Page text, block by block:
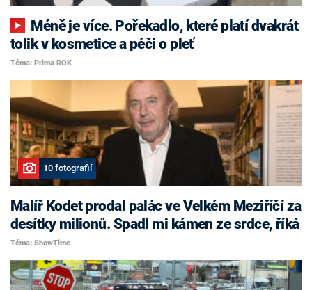
tolik v kosmetice a péči o pleť
Téma: Prima ROK
10 fotografií
Malíř Kodet prodal palác ve Velkém Meziříčí za
desítky milionů. Spadl mi kámen ze srdce, říká
Téma: ShowTime